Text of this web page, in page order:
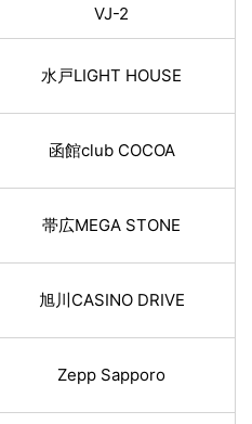
VJ-2
水戸LIGHT HOUSE
函館club COCOA
帯広MEGA STONE
旭川CASINO DRIVE
Zepp Sapporo